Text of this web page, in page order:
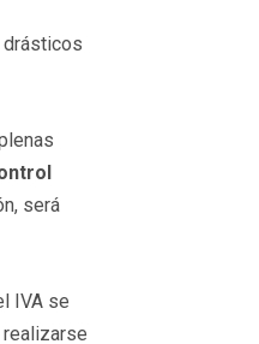
drásticos
será
IVA se